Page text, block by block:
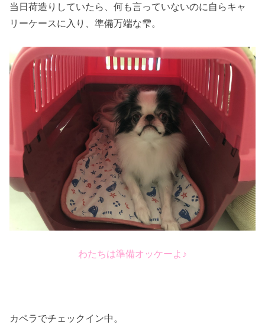
当日荷造りしていたら、何も言っていないのに自らキャ
リーケースに入り、準備万端な雫。
わたちは準備オッケーよ♪
カペラでチェックイン中。